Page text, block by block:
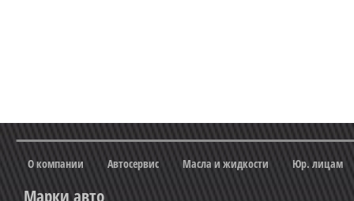
О компании Автосервис Масла и жидкости Юр. лицам
Марки авто